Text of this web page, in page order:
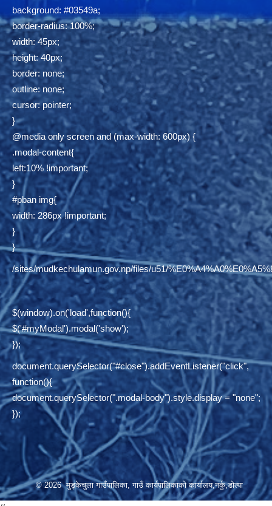
background: #03549a;
border-radius: 100%;
width: 45px;
height: 40px;
border: none;
outline: none;
cursor: pointer;
}
@media only screen and (max-width: 600px) {
.modal-content{
left:10% !important;
}
#pban img{
width: 286px !important;
}
}
/sites/mudkechulamun.gov.np/files/u51/
$(window).on('load',function(){
$('#myModal').modal('show');
});
document.querySelector("#close").addEventListener("click",
function(){
document.querySelector(".modal-body").style.display = "none";
});
© 2026 मुड्केचुला गाउँपालिका, गाउँ कार्यपालिकाको कार्यालय,नर्कु,डोल्पा